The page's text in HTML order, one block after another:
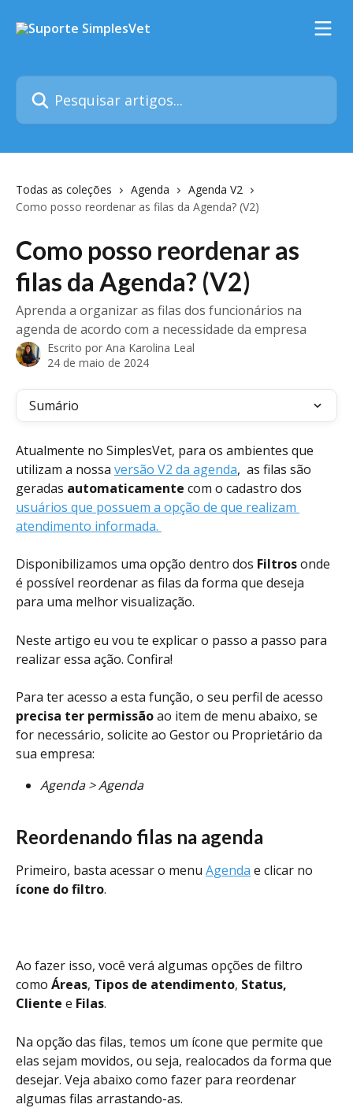
Pesquisar artigos...
Todas as coleções Agenda
Agenda V2
Como posso reordenar as filas da Agenda? (V2)
Como posso reordenar as
filas da Agenda? (V2)
Aprenda a organizar as filas dos funcionários na
agenda de acordo com a necessidade da empresa
Escrito por Ana Karolina Leal
24 de maio de 2024
Sumário
Atualmente no SimplesVet, para os ambientes que
utilizam a nossa versão V2 da agenda,  as filas são
geradas automaticamente com o cadastro dos
usuários que possuem a opção de que realizam
atendimento informada.
Disponibilizamos uma opção dentro dos Filtros onde
é possível reordenar as filas da forma que deseja
para uma melhor visualização.
Neste artigo eu vou te explicar o passo a passo para
realizar essa ação. Confira!
Para ter acesso a esta função, o seu perfil de acesso
precisa ter permissão ao item de menu abaixo, se
for necessário, solicite ao Gestor ou Proprietário da
sua empresa:
Agenda > Agenda
Reordenando filas na agenda
Primeiro, basta acessar o menu Agenda e clicar no
ícone do filtro.
Ao fazer isso, você verá algumas opções de filtro
como Áreas, Tipos de atendimento, Status,
Cliente e Filas.
Na opção das filas, temos um ícone que permite que
elas sejam movidos, ou seja, realocados da forma que
desejar. Veja abaixo como fazer para reordenar
algumas filas arrastando-as.